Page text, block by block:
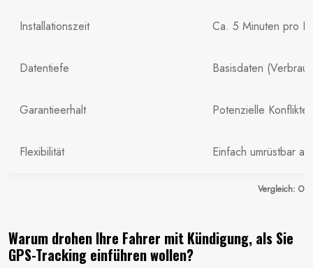
Vergleich:
Installationszeit Ca. 5 Minuten pro
Datentiefe Basisdaten
Garantieerhalt Potenzielle Konflikte
Flexibilität Einfach umrüstbar
Warum drohen Ihre Fahrer mit Kündigung, als Sie
GPS-Tracking einführen wollen?